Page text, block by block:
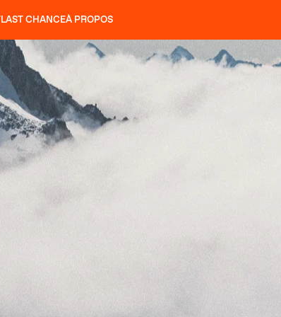
SLAP 112
SLAP 92 SLAP 92
UBAC 102
LAST CHANCEÀ PROPOS